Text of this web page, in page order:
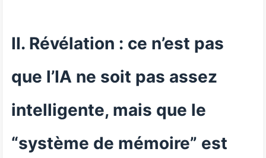
II. Révélation : ce n’est pas
que l’IA ne soit pas assez
intelligente, mais que le
“système de mémoire” est